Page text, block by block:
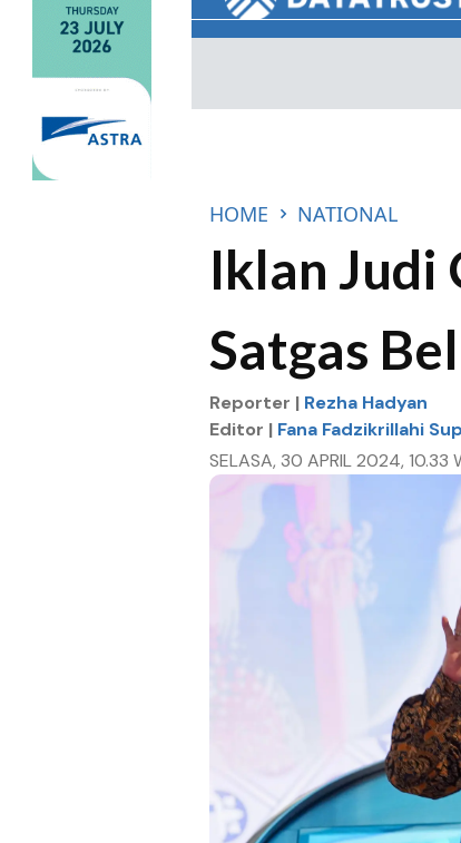
HOME NATIONAL
Iklan Judi
Satgas
Reporter | Rezha Hadyan
Editor | Fana Fadzikrillahi
SELASA, 30 APRIL 2024, 10.33